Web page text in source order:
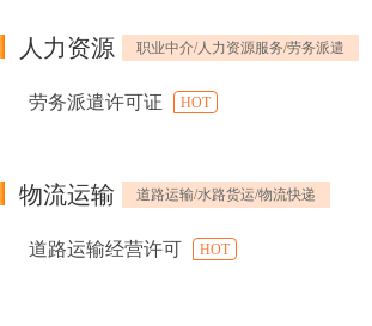
人力资源 职业中介/人力资源服务/劳务派遣
劳务派遣许可证 HOT
物流运输 道路运输/水路货运/物流快递
道路运输经营许可 HOT